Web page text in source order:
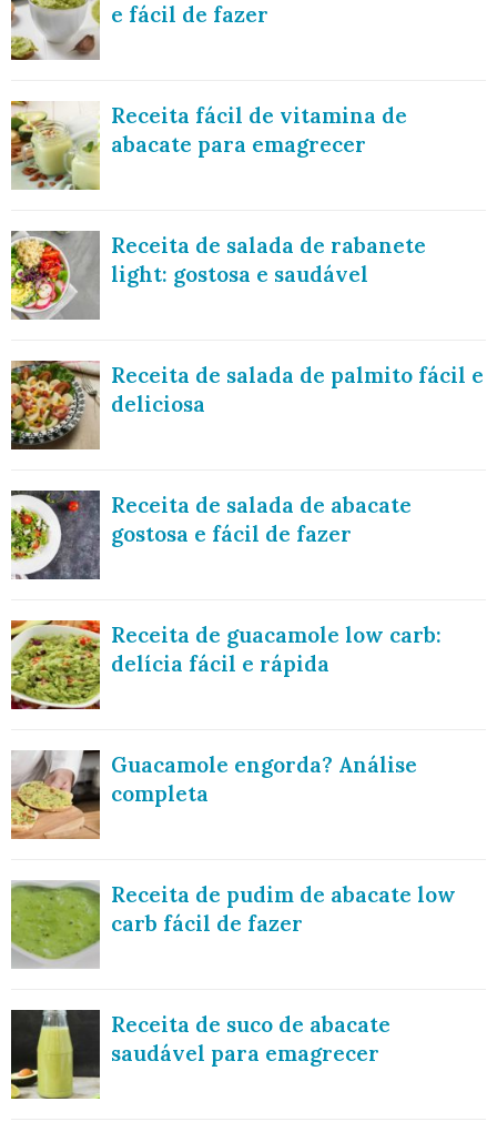
e fácil de fazer
Receita fácil de vitamina de
abacate para emagrecer
Receita de salada de rabanete
light: gostosa e saudável
Receita de salada de palmito fácil e
deliciosa
Receita de salada de abacate
gostosa e fácil de fazer
Receita de guacamole low carb:
delícia fácil e rápida
Guacamole engorda? Análise
completa
Receita de pudim de abacate low
carb fácil de fazer
Receita de suco de abacate
saudável para emagrecer